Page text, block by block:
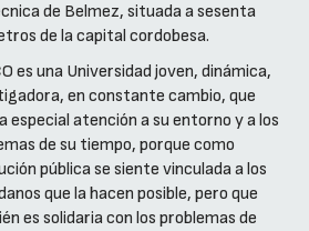
de Belmez, situada a sesenta
de la capital cordobesa.
es una Universidad joven, dinámica,
en constante cambio, que
especial atención a su entorno y a los
de su tiempo, porque como
pública se siente vinculada a los
que la hacen posible, pero que
es solidaria con los problemas de